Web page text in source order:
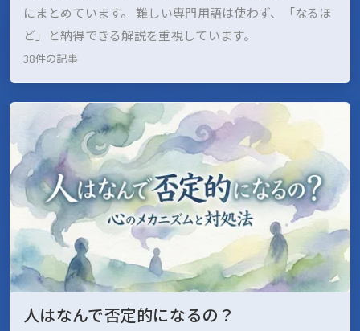
にまとめています。 難しい専門用語は使わず、「なるほ
ど」と納得できる解説を重視しています。
38件の記事
人はなんで否定的になるの？